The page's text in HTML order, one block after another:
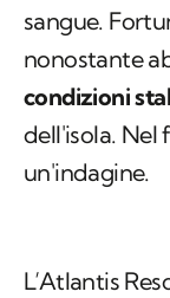
sangue.
nonostante
condizioni
dell'isola. Nel
un'indagine.
L’Atlantis